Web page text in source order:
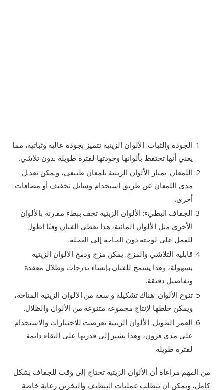
الجودة والثبات: الألوان الزيتية تتميز بجودة عالية وثباتية، مما
يعني أنها تحتفظ بألوانها وجودتها لفترة طويلة بدون تلاشي.
اللمعان: تمتاز الألوان الزيتية بلمعان طبيعي، ويمكن تعديل
مدى اللمعان عن طريق استخدام وسائل تخفيف أو مضافات
أخرى.
الجفاف البطيء: الألوان الزيتية تجف ببطء مقارنة بالألوان
الأخرى مثل الألوان المائية، هذا يعطي الفنان وقتًا أطول
للعمل على لوحته دون الحاجة إلى العجلة.
قابلية التلاشي والمزج: يمكن مزج ودمج الألوان الزيتية
بسهولة، وهذا يسمح للفنان بإنشاء تدرجات وظلال معقدة
وتفاصيل دقيقة.
تنوع الألوان: هناك تشكيلة واسعة من الألوان الزيتية المتاحة،
ويمكن خلطها لإنتاج مجموعة متنوعة من الألوان والظلال.
العمر الطويل: الألوان الزيتية تعرضت للاختبارات والاستخدام
على مدى قرون، وهذا يشير إلى قدرتها على البقاء دائمة
لفترة طويلة.
من المهم مراعاة أن الألوان الزيتية تحتاج إلى وقت للجفاف بشكل
كامل، ويمكن أن تتطلب عمليات التنظيف والتخزين رعاية خاصة